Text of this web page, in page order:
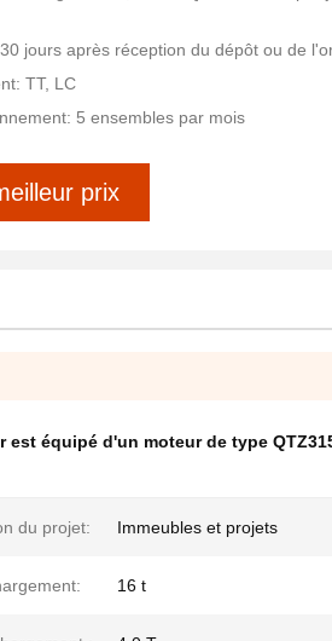
jours après réception du dépôt ou de
TT, LC
5 ensembles par mois
prix
est équipé d'un moteur de type
du projet: Immeubles et projets
16 t